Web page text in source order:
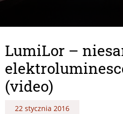
LumiLor –
(video)
22 stycznia 2016